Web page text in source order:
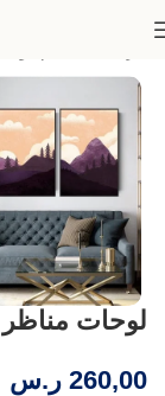
لوحات مناظر
260,00 ر.س